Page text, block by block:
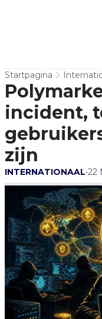
Startpagina
incident,
zijn
INTERNATIONAAL•22